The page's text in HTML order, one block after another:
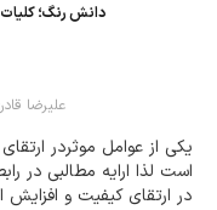
دانش رنگ؛
علیرضا
یکی از عوامل موثردر
است لذا ارایه مطالبی در
در ارتقای کیفیت و